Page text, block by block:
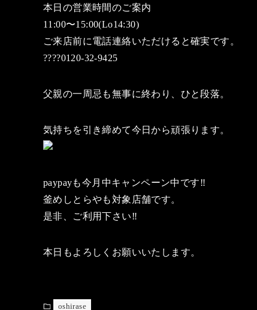
本日の営業時間のご案内
11:00〜15:00(Lo14:30)
ご来店前に電話連絡いただけると確実です。
????0120-32-9425
父親の一周忌も無事に終わり、ひと段落。
気持ちを引き締めて今日から頑張ります。
paypayも今月中キャンペーン中です‼️
釜めしとらやも対象店舗です。
是非、ご利用下さい‼️
本日もよろしくお願いいたします。
oshirase